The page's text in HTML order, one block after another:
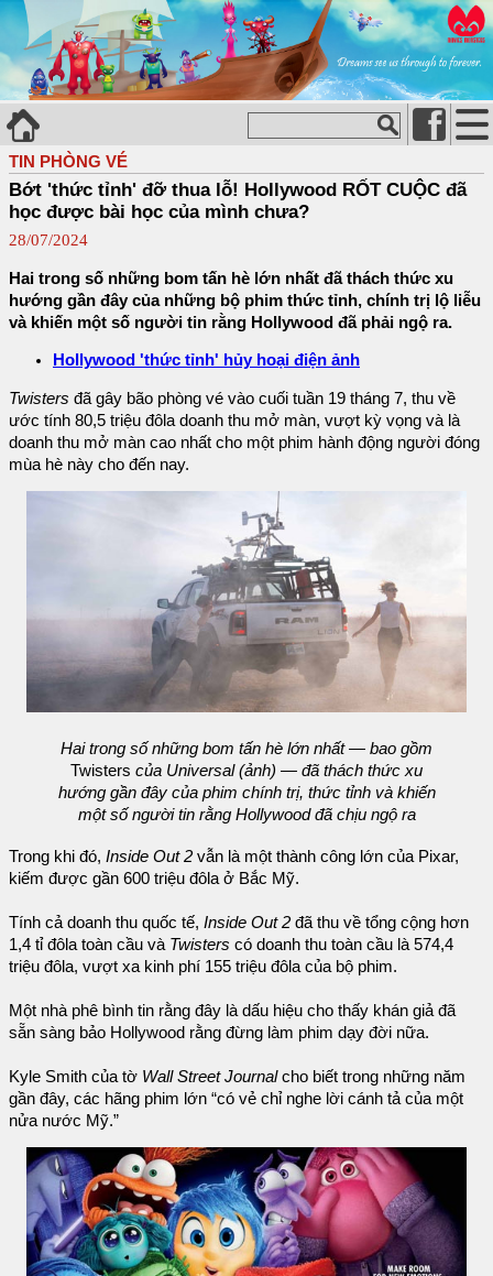
TIN PHÒNG VÉ
Bớt 'thức tỉnh' đỡ thua lỗ! Hollywood RỐT CUỘC đã
học được bài học của mình chưa?
28/07/2024
Hai trong số những bom tấn hè lớn nhất đã thách thức xu
hướng gần đây của những bộ phim thức tỉnh, chính trị lộ liễu
và khiến một số người tin rằng Hollywood đã phải ngộ ra.
Hollywood 'thức tỉnh' hủy hoại điện ảnh
Twisters đã gây bão phòng vé vào cuối tuần 19 tháng 7, thu về
ước tính 80,5 triệu đôla doanh thu mở màn, vượt kỳ vọng và là
doanh thu mở màn cao nhất cho một phim hành động người đóng
mùa hè này cho đến nay.
Hai trong số những bom tấn hè lớn nhất — bao gồm
Twisters của Universal (ảnh) — đã thách thức xu
hướng gần đây của phim chính trị, thức tỉnh và khiến
một số người tin rằng Hollywood đã chịu ngộ ra
Trong khi đó, Inside Out 2 vẫn là một thành công lớn của Pixar,
kiếm được gần 600 triệu đôla ở Bắc Mỹ.
Tính cả doanh thu quốc tế, Inside Out 2 đã thu về tổng cộng hơn
1,4 tỉ đôla toàn cầu và Twisters có doanh thu toàn cầu là 574,4
triệu đôla, vượt xa kinh phí 155 triệu đôla của bộ phim.
Một nhà phê bình tin rằng đây là dấu hiệu cho thấy khán giả đã
sẵn sàng bảo Hollywood rằng đừng làm phim dạy đời nữa.
Kyle Smith của tờ Wall Street Journalcho biết trong những năm
gần đây, các hãng phim lớn “có vẻ chỉ nghe lời cánh tả của một
nửa nước Mỹ.”